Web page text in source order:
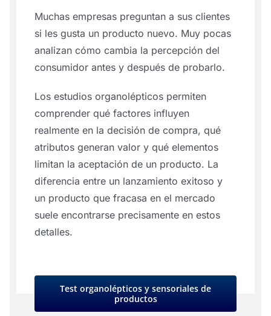
Muchas empresas preguntan a sus clientes
si les gusta un producto nuevo. Muy pocas
analizan cómo cambia la percepción del
consumidor antes y después de probarlo.
Los estudios organolépticos permiten
comprender qué factores influyen
realmente en la decisión de compra, qué
atributos generan valor y qué elementos
limitan la aceptación de un producto. La
diferencia entre un lanzamiento exitoso y
un producto que fracasa en el mercado
suele encontrarse precisamente en estos
detalles.
Test organolépticos y sensoriales de
productos